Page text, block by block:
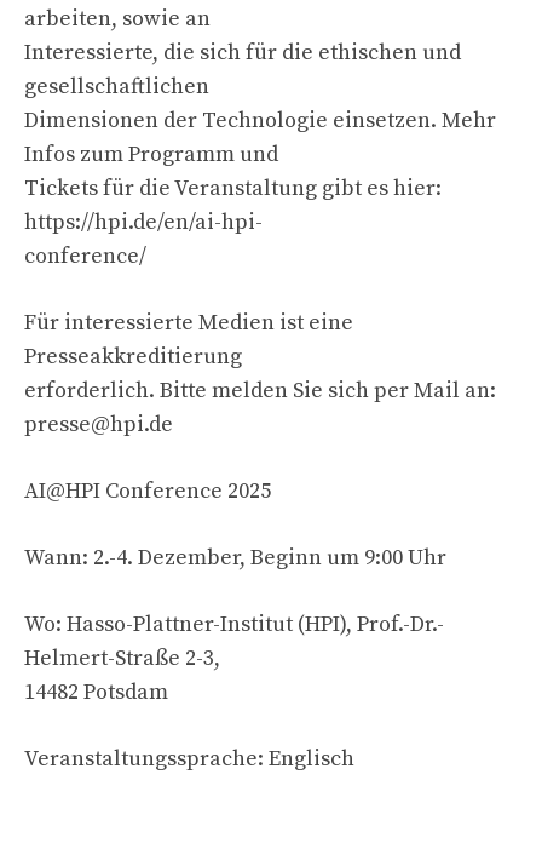
arbeiten, sowie an
Interessierte, die sich für die ethischen und
gesellschaftlichen
Dimensionen der Technologie einsetzen. Mehr
Infos zum Programm und
Tickets für die Veranstaltung gibt es hier:
https://hpi.de/en/ai-hpi-
conference/
Für interessierte Medien ist eine
Presseakkreditierung
erforderlich. Bitte melden Sie sich per Mail an:
presse@hpi.de
AI@HPI Conference 2025
Wann: 2.-4. Dezember, Beginn um 9:00 Uhr
Wo: Hasso-Plattner-Institut (HPI), Prof.-Dr.-
Helmert-Straße 2-3,
14482 Potsdam
Veranstaltungssprache: Englisch